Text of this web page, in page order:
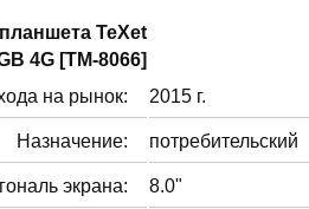
TeXet
4G [TM-8066]
на рынок:
2015 г.
Назначение: потребительский
экрана: 8.0"